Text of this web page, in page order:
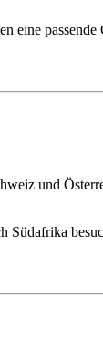
eine
und
Südafrika